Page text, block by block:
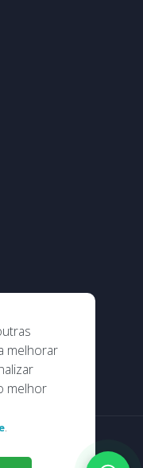
direitos reservados.
melhorar
melhor
.